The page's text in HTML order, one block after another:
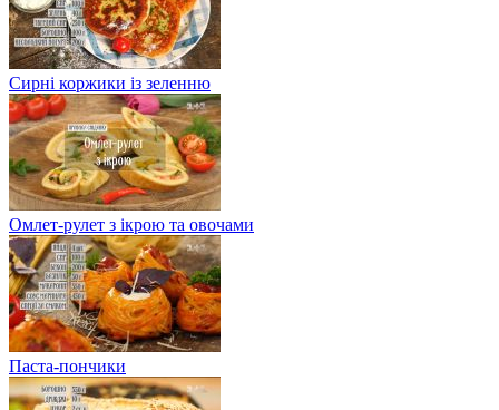
Сирні коржики із зеленню
Омлет-рулет з ікрою та овочами
Паста-пончики